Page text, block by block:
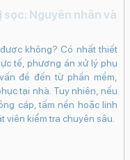
hiển thị képTự
gian (Time
HDQuay video Full
(Slow Motion)Nhãn
đêmChống
Nguyên nhân và
không? Có nhất thiết
tế, phương án xử lý phụ
đề đến từ phần mềm,
tại nhà. Tuy nhiên, nếu
cáp, tấm nền hoặc linh
viên kiểm tra chuyên sâu.